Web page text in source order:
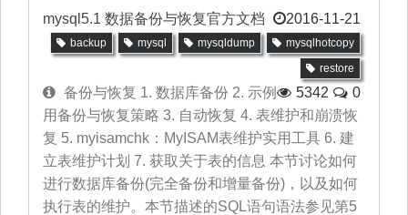
mysql5.1 数据备份与恢复官方文档 2016-11-21
backup mysql mysqldump
mysqlhotcopy
restore
5342 0
备份与恢复 1. 数据库备份 2. 示例
用备份与恢复策略 3. 自动恢复 4. 表维护和崩溃恢
复 5. myisamchk：MyISAM表维护实用工具 6. 建
立表维护计划 7. 获取关于表的信息 本节讨论如何
进行数据库备份(完全备份和增量备份)，以及如何
执行表的维护。本节描述的SQL语句语法参见第5